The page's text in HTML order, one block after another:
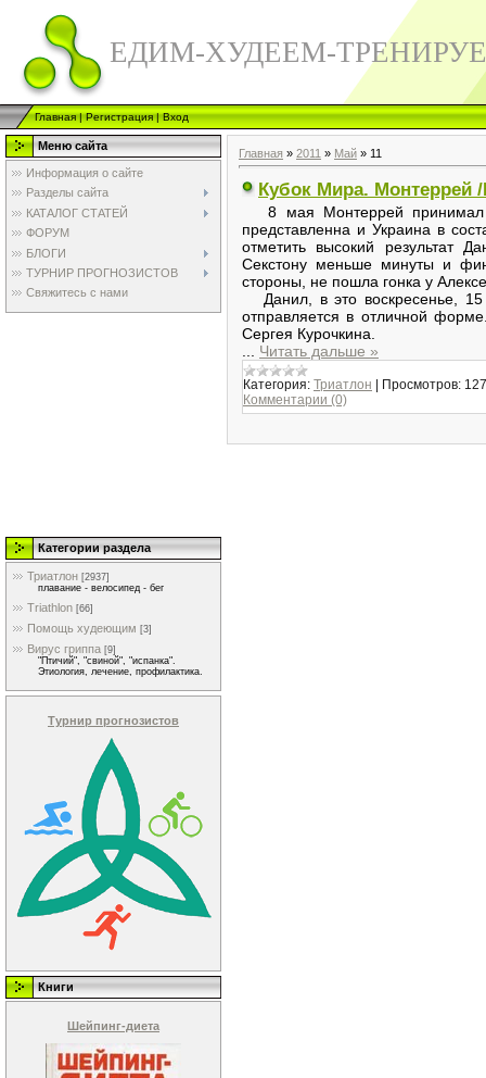
ЕДИМ-ХУДЕЕМ-
Главная|Регистрация|Вход
Меню сайта
Информация о сайте
Разделы сайта
КАТАЛОГ СТАТЕЙ
ФОРУМ
БЛОГИ
ТУРНИР ПРОГНОЗИСТОВ
Свяжитесь с нами
Категории раздела
Триатлон [2937]
плавание - велосипед - бег
Triathlon [66]
Помощь худеющим [3]
Вирус гриппа [9]
"Птичий", "свиной", "испанка".
Этиология, лечение, профилактика.
Турнир прогнозистов
Книги
Шейпинг-диета
Главная » 2011 » Май » 11
Кубок Мира. Монтеррей
8 мая Монтеррей принимал
представленна и Украина в
отметить высокий результат
Секстону меньше минуты и
стороны, не пошла гонка у
Данил, в это воскресенье,
отправляется в отличной
Сергея Курочкина.
Читать дальше »
Категория: Триатлон | Просмотров:
Комментарии (0)